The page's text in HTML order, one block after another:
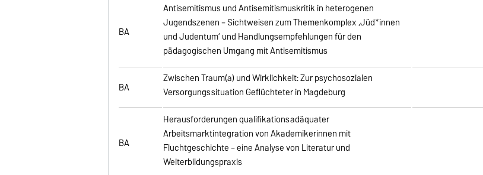
BA
Antisemitismus und Antisemitismuskritik in heterogenen
Jugendszenen – Sichtweisen zum Themenkomplex ‚Jüd*innen
und Judentum‘ und Handlungsempfehlungen für den
pädagogischen Umgang mit Antisemitismus
BA
Zwischen Traum(a) und Wirklichkeit: Zur psychosozialen
Versorgungssituation Geflüchteter in Magdeburg
BA
Herausforderungen qualifikationsadäquater
Arbeitsmarktintegration von Akademikerinnen mit
Fluchtgeschichte – eine Analyse von Literatur und
Weiterbildungspraxis